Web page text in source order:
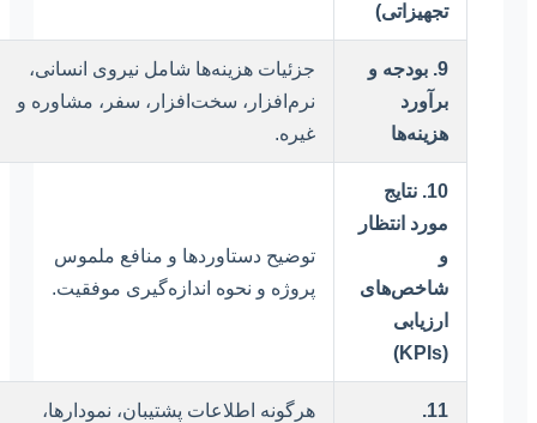
تجهیزاتی)
9. بودجه و
برآورد
هزینه‌ها
جزئیات هزینه‌ها شامل نیروی انسانی،
نرم‌افزار، سخت‌افزار، سفر، مشاوره و
غیره.
10. نتایج
مورد انتظار
شاخص‌های
ارزیابی
توضیح دستاوردها و منافع ملموس
پروژه و نحوه اندازه‌گیری موفقیت.
11.
هرگونه اطلاعات پشتیبان، نمودارها،